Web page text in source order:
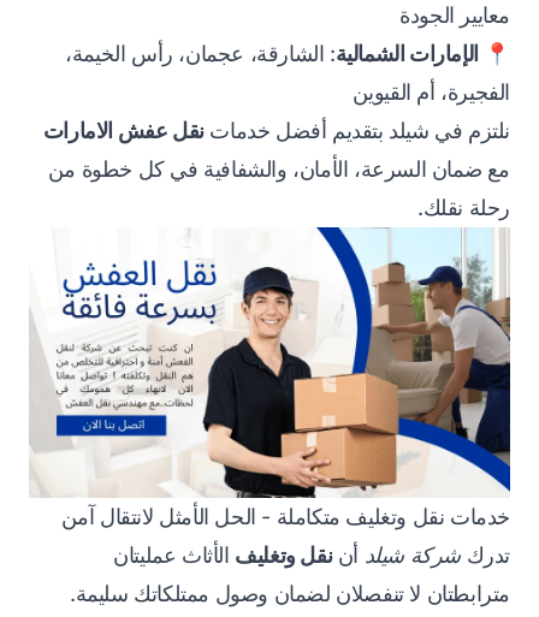
معايير الجودة
📍 الإمارات الشمالية: الشارقة، عجمان، رأس الخيمة،
الفجيرة، أم القيوين
نلتزم في شيلد بتقديم أفضل خدماتنقل عفش الامارات
مع ضمان السرعة، الأمان، والشفافية في كل خطوة من
رحلة نقلك.
خدمات نقل وتغليف متكاملة - الحل الأمثل لانتقال آمن
تدرك شركة شيلد أننقل وتغليف الأثاث عمليتان
مترابطتان لا تنفصلان لضمان وصول ممتلكاتك سليمة.